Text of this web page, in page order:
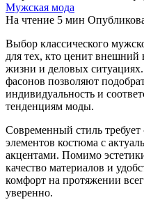
Мужская мода
На чтение 5 мин
Выбор классического
для тех, кто ценит
жизни и деловых
фасонов позволяют
индивидуальность и
тенденциям моды.
Современный стиль
элементов костюма с
акцентами. Помимо
качество материалов и
комфорт на протяжении
уверенно.